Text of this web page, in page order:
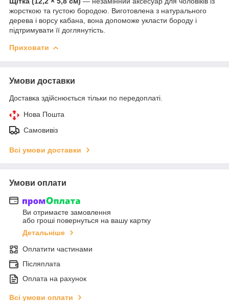
жорсткою та густою бородою. Виготовлена з натурального
дерева і ворсу кабана, вона допоможе укласти бороду і
підтримувати її доглянутість.
Приховати
Умови доставки
Доставка здійснюється тільки по передоплаті.
Нова Пошта
Самовивіз
Всі умови доставки
Умови оплати
Ви отримаєте замовлення
або гроші повернуться на вашу картку
Детальніше
Оплатити частинами
Післяплата
Оплата на рахунок
Всі умови оплати